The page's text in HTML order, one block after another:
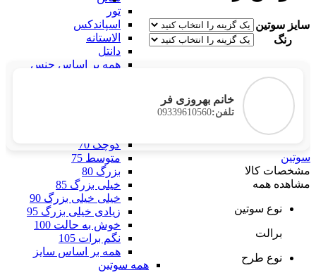
تور
اسپاندکس
الاستانه
دانتل
همه بر اساس جنس
کوچک 70
متوسط 75
بزرگ 80
خیلی بزرگ 85
خیلی خیلی بزرگ 90
زیادی خیلی بزرگ 95
خوش به حالت 100
نگم برات 105
همه بر اساس سایز
همه سوتین
سایز سوتین
رنگ
خانم بهروزی فر
تلفن:09339610560
سوتین
مشخصات کالا
مشاهده همه
نوع سوتین
برالت
نوع طرح